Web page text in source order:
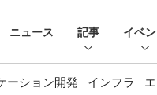
ニュース 記事 イベ
ーション開発 インフラ